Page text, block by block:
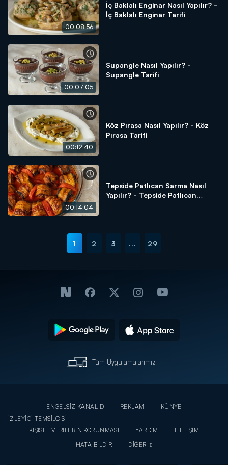
00:08:56
İç Baklalı Enginar Nasıl Yapılır? -
İç Baklalı Enginar Tarifi
00:07:05
Supangle Nasıl Yapılır? -
Supangle Tarifi
00:12:40
Köz Pırasa Nasıl Yapılır? - Köz
Pırasa Tarifi
00:14:04
Tepside Patlıcan Sarma Nasıl
Yapılır? - Tepside Patlıcan
1 2 3 ... 29
Tüm Uygulamalarımız
ENGELSİZ KANAL D REKLAM
KÜNYE
İZLEYİCİ TEMSİLCİSİ
KİŞİSEL VERİLERİN KORUNMASI
YARDIM
İLETİŞİM
HATA BİLDİR
DİĞER